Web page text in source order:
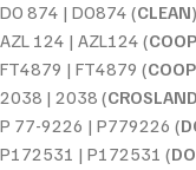
DO 874 | DO874 (CLEAN)
AZL 124 | AZL124 (
FT4879 | FT4879 (
2038 | 2038 (CROSLAND
P 77-9226 | P779226 (
P172531 | P172531 (